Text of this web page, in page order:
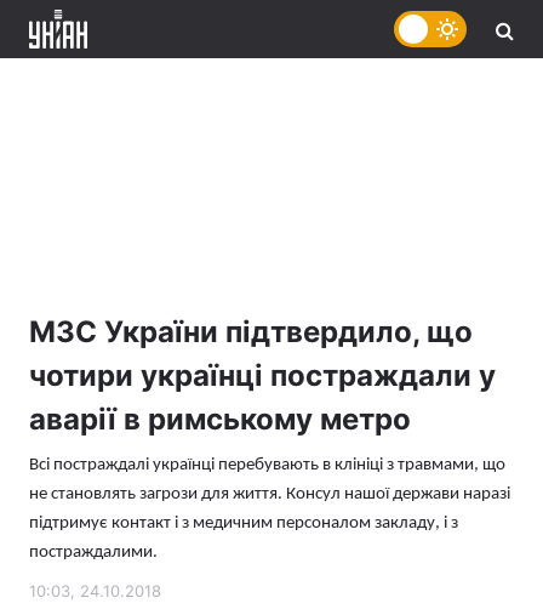
МЗС України підтвердило, що
чотири українці постраждали у
аварії в римському метро
Всі постраждалі українці перебувають в клініці з травмами, що
не становлять загрози для життя. Консул нашої держави наразі
підтримує контакт і з медичним персоналом закладу, і з
постраждалими.
10:03, 24.10.2018